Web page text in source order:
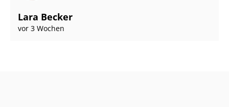
Lara Becker
vor 3 Wochen